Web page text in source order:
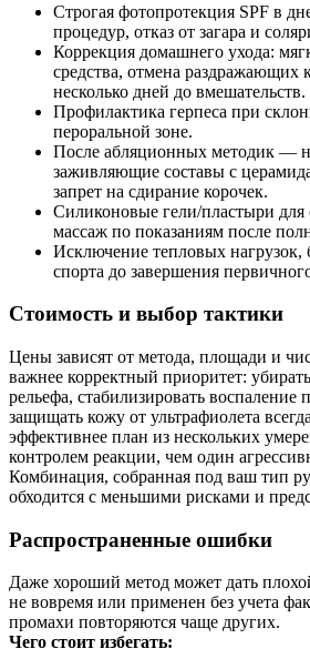
Строгая фотопротекция SPF в
процедур, отказ от загара и
Коррекция домашнего ухода:
средства, отмена раздражающих
несколько дней до вмешательств.
Профилактика герпеса при
пероральной зоне.
После абляционных методик —
заживляющие составы с
запрет на сдирание корочек.
Силиконовые гели/пластыри
массаж по показаниям после
Исключение тепловых нагрузок,
спорта до завершения
Стоимость и выбор тактики
Цены зависят от метода, площади и
важнее корректный приоритет:
рельефа, стабилизировать воспаление
защищать кожу от ультрафиолета
эффективнее план из нескольких
контролем реакции, чем один
Комбинация, собранная под ваш тип
обходится с меньшими рисками и
Распространенные ошибки
Даже хороший метод может дать
не вовремя или применен без учета
промахи повторяются чаще других.
Чего стоит избегать: